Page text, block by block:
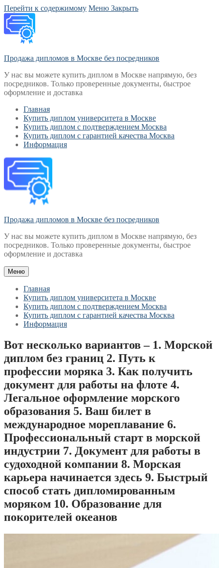
Перейти к содержимому Меню Закрыть
Продажа дипломов в Москве без посредников
У нас вы можете купить диплом в Москве напрямую, без
посредников. Только проверенные документы, быстрое
оформление и доставка
Главная
Купить диплом университета в Москве
Купить диплом с подтверждением Москва
Купить диплом с гарантией качества Москва
Информация
Продажа дипломов в Москве без посредников
У нас вы можете купить диплом в Москве напрямую, без
посредников. Только проверенные документы, быстрое
оформление и доставка
Меню
Главная
Купить диплом университета в Москве
Купить диплом с подтверждением Москва
Купить диплом с гарантией качества Москва
Информация
Вот несколько вариантов – 1. Морской
диплом без границ 2. Путь к
профессии моряка 3. Как получить
документ для работы на флоте 4.
Легальное оформление морского
образования 5. Ваш билет в
международное мореплавание 6.
Профессиональный старт в морской
индустрии 7. Документ для работы в
судоходной компании 8. Морская
карьера начинается здесь 9. Быстрый
способ стать дипломированным
моряком 10. Образование для
покорителей океанов